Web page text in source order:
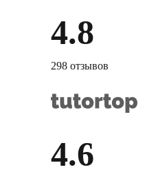
4.8
298 отзывов
4.6